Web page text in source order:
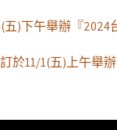
五)下午舉辦『
於11/1(五)上午舉